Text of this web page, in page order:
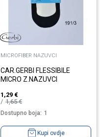
MICROFIBER NAZUVCI
CAR.GERBI FLESSIBILE
MICRO Z.NAZUVCI
1,29 €
1,65€
Dostupno boja: 1
Kupi ovdje